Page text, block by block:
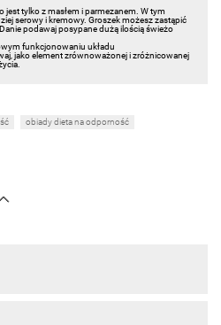
jest tylko z masłem i parmezanem. W tym
serowy i kremowy. Groszek możesz zastąpić
Danie podawaj posypane dużą ilością świeżo
funkcjonowaniu układu
jako element zrównoważonej i zróżnicowanej
obiady dieta na odporność